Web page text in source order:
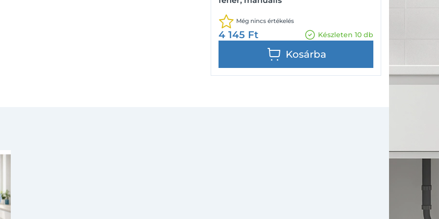
Még nincs értékelés
4 145 Ft Készleten 10 db
Kosárba